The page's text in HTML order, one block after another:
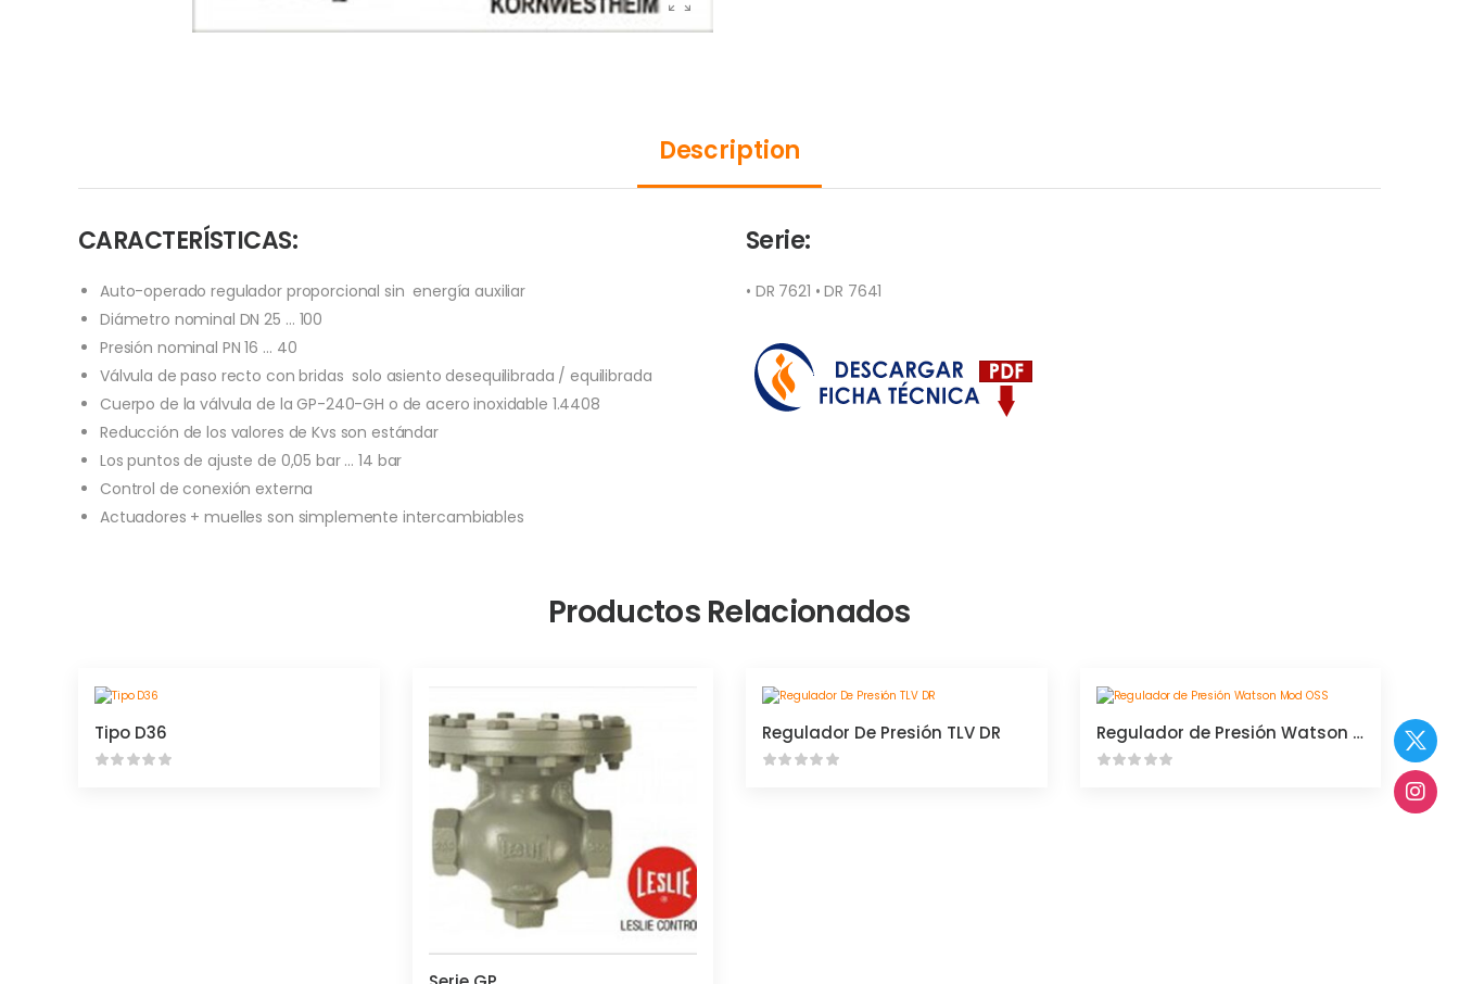
Description
CARACTERÍSTICAS:
Auto-operado regulador proporcional sin energía auxiliar
Diámetro nominal DN 25 … 100
Presión nominal PN 16 … 40
Válvula de paso recto con bridas solo asiento desequilibrada / equilibrada
Cuerpo de la válvula de la GP-240-GH o de acero inoxidable 1.4408
Reducción de los valores de Kvs son estándar
Los puntos de ajuste de 0,05 bar … 14 bar
Control de conexión externa
Actuadores + muelles son simplemente intercambiables
Serie:
• DR 7621 • DR 7641
Productos Relacionados
Tipo D36 Regulador De Presión TLV DR Regulador de Presión Watson Mod OSS